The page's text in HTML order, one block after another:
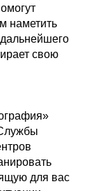
наметить
свою
для вас